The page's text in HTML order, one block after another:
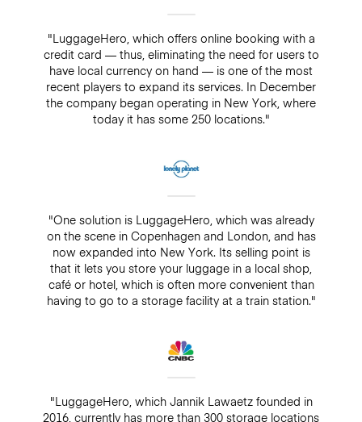
"LuggageHero, which offers online booking with a
credit card — thus, eliminating the need for users to
have local currency on hand — is one of the most
recent players to expand its services. In December
the company began operating in New York, where
today it has some 250 locations."
"One solution is LuggageHero, which was already
on the scene in Copenhagen and London, and has
now expanded into New York. Its selling point is
that it lets you store your luggage in a local shop,
café or hotel, which is often more convenient than
having to go to a storage facility at a train station."
"LuggageHero, which Jannik Lawaetz founded in
2016, currently has more than 300 storage locations